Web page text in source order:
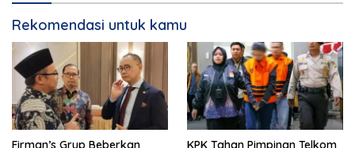
Rekomendasi untuk kamu
Firman’s Grup Beberkan KPK Tahan Pimpinan Telkom